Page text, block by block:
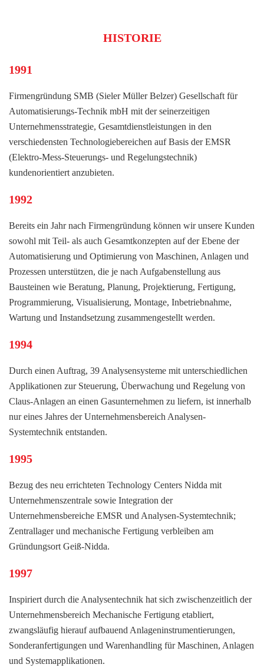
HISTORIE
1991
Firmengründung SMB (Sieler Müller Belzer) Gesellschaft für
Automatisierungs-Technik mbH mit der seinerzeitigen
Unternehmensstrategie, Gesamtdienstleistungen in den
verschiedensten Technologiebereichen auf Basis der EMSR
(Elektro-Mess-Steuerungs- und Regelungstechnik)
kundenorientiert anzubieten.
1992
Bereits ein Jahr nach Firmengründung können wir unsere Kunden
sowohl mit Teil- als auch Gesamtkonzepten auf der Ebene der
Automatisierung und Optimierung von Maschinen, Anlagen und
Prozessen unterstützen, die je nach Aufgabenstellung aus
Bausteinen wie Beratung, Planung, Projektierung, Fertigung,
Programmierung, Visualisierung, Montage, Inbetriebnahme,
Wartung und Instandsetzung zusammengestellt werden.
1994
Durch einen Auftrag, 39 Analysensysteme mit unterschiedlichen
Applikationen zur Steuerung, Überwachung und Regelung von
Claus-Anlagen an einen Gasunternehmen zu liefern, ist innerhalb
nur eines Jahres der Unternehmensbereich Analysen-
Systemtechnik entstanden.
1995
Bezug des neu errichteten Technology Centers Nidda mit
Unternehmenszentrale sowie Integration der
Unternehmensbereiche EMSR und Analysen-Systemtechnik;
Zentrallager und mechanische Fertigung verbleiben am
Gründungsort Geiß-Nidda.
1997
Inspiriert durch die Analysentechnik hat sich zwischenzeitlich der
Unternehmensbereich Mechanische Fertigung etabliert,
zwangsläufig hierauf aufbauend Anlageninstrumentierungen,
Sonderanfertigungen und Warenhandling für Maschinen, Anlagen
und Systemapplikationen.